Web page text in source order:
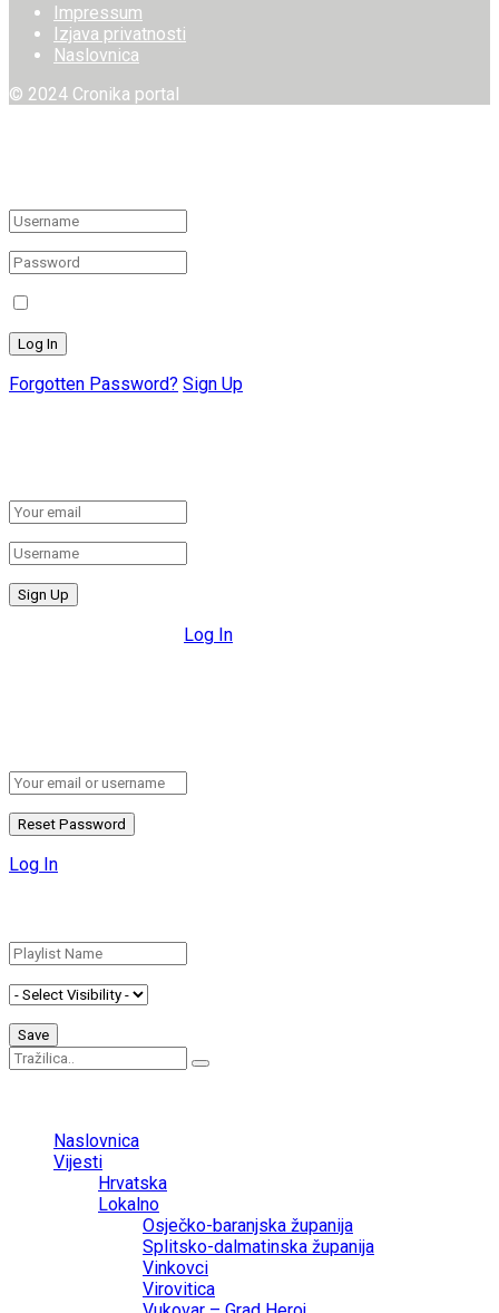
Impressum
Izjava privatnosti
Naslovnica
© 2024 Cronika portal
Forgotten Password? Sign Up
Log In
Log In
Naslovnica
Vijesti
Hrvatska
Lokalno
Osječko-baranjska županija
Splitsko-dalmatinska županija
Vinkovci
Virovitica